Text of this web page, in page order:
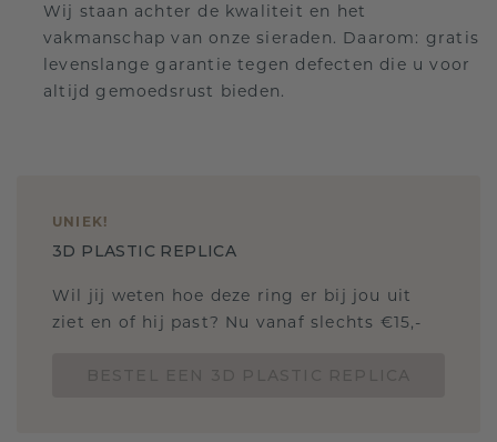
Wij staan achter de kwaliteit en het
vakmanschap van onze sieraden. Daarom: gratis
levenslange garantie tegen defecten die u voor
altijd gemoedsrust bieden.
UNIEK!
3D PLASTIC REPLICA
Wil jij weten hoe deze ring er bij jou uit
ziet en of hij past? Nu vanaf slechts €15,-